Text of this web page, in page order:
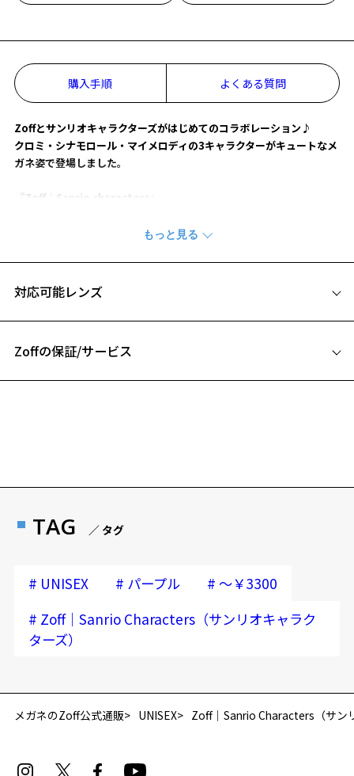
お気に入り
再入荷お知らせメールのお申し込み
購入手順 よくある質問
Zoffとサンリオキャラクターズがはじめてのコラボレーション♪
クロミ・シナモロール・マイメロディの3キャラクターがキュートなメ
ガネ姿で登場しました。
『Zoff｜Sanrio characters』
【Goods】
メガネと一緒に持ち歩きたい、かわいいメガネケース。
約 W167×H71×D38mm
対応可能レンズ
フレームとレンズの合計料金を知りたい方へ
Zoffの保証/サービス
商品不良により生じた破損等の不具合は、お渡し
日または発送日より１年間修理又は交換させて頂
延長されません。
安心2 視力測定無料
安心3 かかり具合調整無料
フレームの歪みやかかり具合の調整・クリーニン
TAG ／ タグ
# UNISEX # パープル # ～￥3300
# Zoff｜Sanrio Characters（サンリオキャラク
ターズ）
メガネのZoff公式通販 UNISEX Zoff｜Sanrio Characters（サン